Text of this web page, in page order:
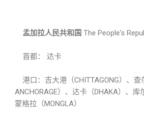
孟加拉人民共和国 The People′s
首都： 达卡
港口：吉大港（CHITTAGONG）、查
ANCHORAGE）、达卡（DHAKA）、库
蒙格拉（MONGLA）